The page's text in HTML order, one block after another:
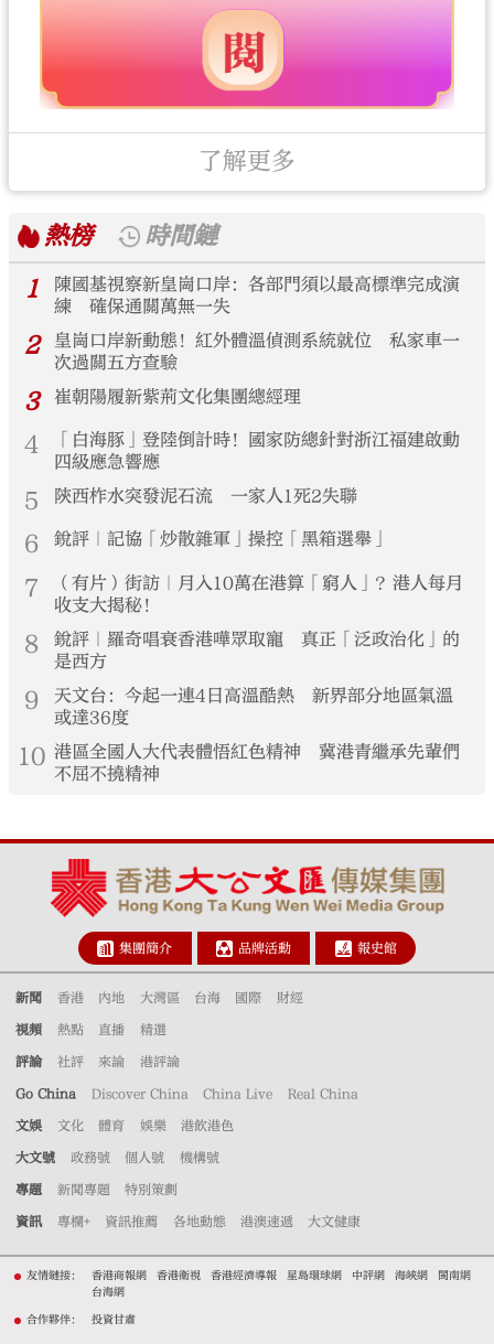
了解更多
熱榜
時間鏈
1
陳國基視察新皇崗口岸：各部門須以最高標準完成演
練 確保通關萬無一失
2
皇崗口岸新動態！紅外體溫偵測系統就位 私家車一
次過關五方查驗
3 崔朝陽履新紫荊文化集團總經理
4
「白海豚」登陸倒計時！國家防總針對浙江福建啟動
四級應急響應
5 陝西柞水突發泥石流 一家人1死2失聯
6 銳評｜記協「炒散雜軍」操控「黑箱選舉」
7
（有片）街訪｜月入10萬在港算「窮人」？港人每月
收支大揭秘！
8
銳評｜羅奇唱衰香港嘩眾取寵 真正「泛政治化」的
是西方
9
天文台：今起一連4日高溫酷熱 新界部分地區氣溫
或達36度
10 港區全國人大代表體悟紅色精神 冀港青繼承先輩們
不屈不撓精神
集團簡介 品牌活動 報史館
新聞 香港 內地 大灣區 台海 國際 財經
視頻 熱點 直播 精選
評論 社評 來論 港評論
Go China Discover China China Live Real China
文娛 文化 體育 娛樂 港飲港色
大文號 政務號 個人號 機構號
專題 新聞專題 特別策劃
資訊 專欄+ 資訊推薦 各地動態 港澳速遞 大文健康
友情鏈接： 香港商報網 香港衛視 香港經濟導報 星島環球網 中評網 海峽網
閩南網
台海網
合作夥伴： 投資甘肅